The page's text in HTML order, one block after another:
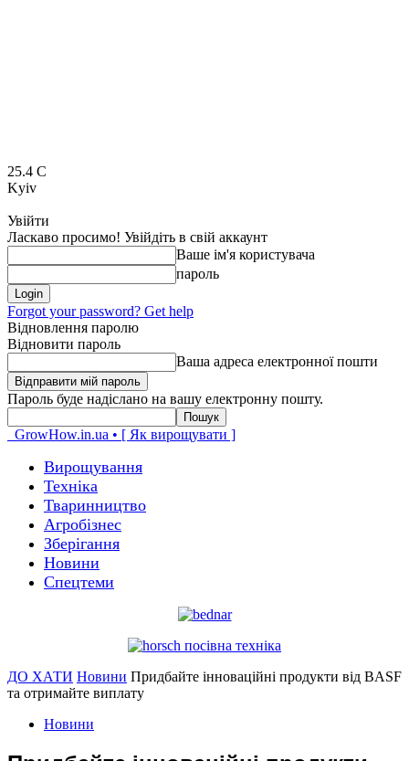
25.4 C
Kyiv
Увійти
Ласкаво просимо! Увійдіть в свій аккаунт
Ваше ім'я користувача
пароль
Forgot your password? Get help
Відновлення паролю
Відновити пароль
Ваша адреса електронної пошти
Пароль буде надіслано на вашу електронну пошту.
GrowHow.in.ua • [ Як вирощувати ]
Вирощування
Техніка
Тваринництво
Агробізнес
Зберігання
Новини
Спецтеми
ДО ХАТИ Новини Придбайте інноваційні продукти від BASF
та отримайте виплату
Новини